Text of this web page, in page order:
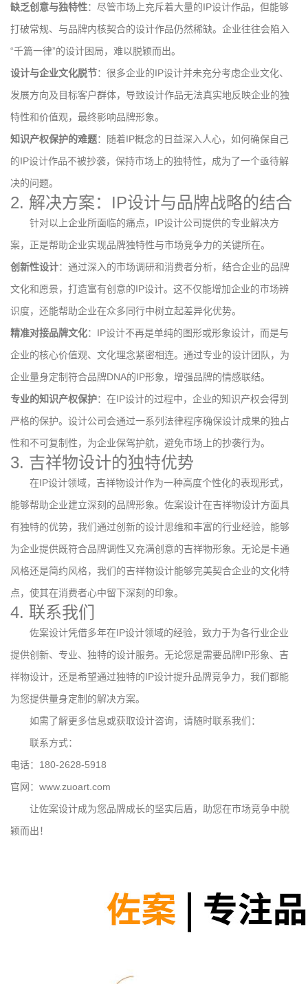
缺乏创意与独特性：尽管市场上充斥着大量的IP设计作品，但能够
打破常规、与品牌内核契合的设计作品仍然稀缺。企业往往会陷入
“千篇一律”的设计困局，难以脱颖而出。
设计与企业文化脱节：很多企业的IP设计并未充分考虑企业文化、
发展方向及目标客户群体，导致设计作品无法真实地反映企业的独
特性和价值观，最终影响品牌形象。
知识产权保护的难题：随着IP概念的日益深入人心，如何确保自己
的IP设计作品不被抄袭，保持市场上的独特性，成为了一个亟待解
决的问题。
2. 解决方案：IP设计与品牌战略的结合
针对以上企业所面临的痛点，IP设计公司提供的专业解决方
案，正是帮助企业实现品牌独特性与市场竞争力的关键所在。
创新性设计：通过深入的市场调研和消费者分析，结合企业的品牌
文化和愿景，打造富有创意的IP设计。这不仅能增加企业的市场辨
识度，还能帮助企业在众多同行中树立起差异化优势。
精准对接品牌文化：IP设计不再是单纯的图形或形象设计，而是与
企业的核心价值观、文化理念紧密相连。通过专业的设计团队，为
企业量身定制符合品牌DNA的IP形象，增强品牌的情感联结。
专业的知识产权保护：在IP设计的过程中，企业的知识产权会得到
严格的保护。设计公司会通过一系列法律程序确保设计成果的独占
性和不可复制性，为企业保驾护航，避免市场上的抄袭行为。
3. 吉祥物设计的独特优势
在IP设计领域，吉祥物设计作为一种高度个性化的表现形式，
能够帮助企业建立深刻的品牌形象。佐案设计在吉祥物设计方面具
有独特的优势，我们通过创新的设计思维和丰富的行业经验，能够
为企业提供既符合品牌调性又充满创意的吉祥物形象。无论是卡通
风格还是简约风格，我们的吉祥物设计能够完美契合企业的文化特
点，使其在消费者心中留下深刻的印象。
4. 联系我们
佐案设计凭借多年在IP设计领域的经验，致力于为各行业企业
提供创新、专业、独特的设计服务。无论您是需要品牌IP形象、吉
祥物设计，还是希望通过独特的IP设计提升品牌竞争力，我们都能
为您提供量身定制的解决方案。
如需了解更多信息或获取设计咨询，请随时联系我们：
联系方式：
电话：180-2628-5918
官网：www.zuoart.com
让佐案设计成为您品牌成长的坚实后盾，助您在市场竞争中脱
颖而出！